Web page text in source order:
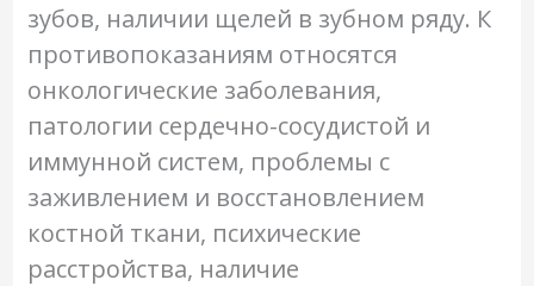
зубов, наличии щелей в зубном ряду. К
противопоказаниям относятся
онкологические заболевания,
патологии сердечно-сосудистой и
иммунной систем, проблемы с
заживлением и восстановлением
костной ткани, психические
расстройства, наличие